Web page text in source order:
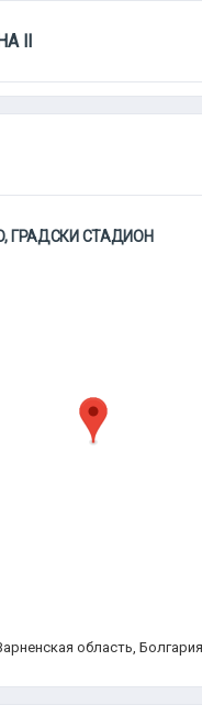
II
ГРАДСКИ СТАДИОН
область, Болгария